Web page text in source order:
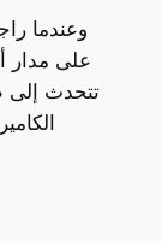
وعندما
على مدار
تتحدث إلى